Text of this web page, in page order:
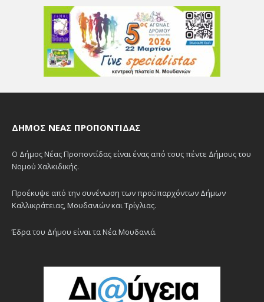
ΔΉΜΟΣ ΝΈΑΣ ΠΡΟΠΟΝΤΊΔΑΣ
Ο Δήμος Νέας Προποντίδας είναι ένας από τους πέντε Δήμους του
Νομού Χαλκιδικής.
Προέκυψε από την συνένωση των προϋπαρχόντων Δήμων
Καλλικράτειας, Μουδανιών και Τρίγλιας.
Έδρα του Δήμου είναι τα Νέα Μουδανιά.